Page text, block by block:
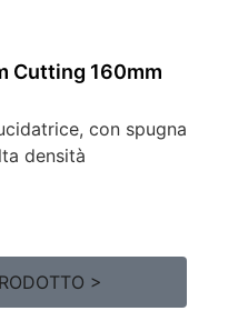
Cutting 160mm
con spugna
densità
>